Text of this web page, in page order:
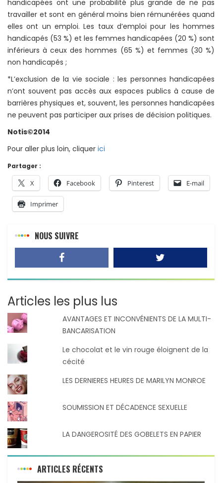
handicapées ont une probabilité plus grande de ne pas
travailler et sont en général moins bien rémunérées quand
elles ont un emploi. Les taux d’emploi pour les hommes
handicapés (53 %) et les femmes handicapées (20 %) sont
inférieurs à ceux des hommes (65 %) et femmes (30 %)
non handicapés ;
*L’exclusion de la vie sociale : les personnes handicapées
n’ont souvent pas accès aux espaces publics à cause de
barrières physiques et, souvent, les personnes handicapées
ne peuvent pas participer aux prises de décision politiques.
Notis©2014
Pour aller plus loin, cliquer ici
Partager :
X Facebook Pinterest E-mail
Imprimer
NOUS SUIVRE
Articles les plus lus
AVANTAGES ET INCONVÉNIENTS DE LA MULTI-
BANCARISATION
Le chocolat et le vin rouge éloignent de la
cécité
LES DERNIERES HEURES DE MARILYN MONROE
SOUMISSION ET DÉCADENCE SEXUELLE
LA DANGEROSITÉ DES GOBELETS EN PAPIER
ARTICLES RÉCENTS